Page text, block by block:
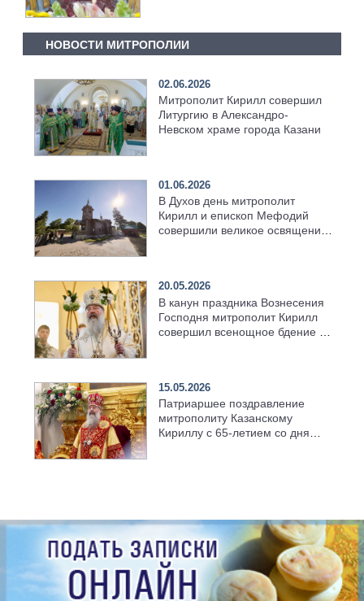
НОВОСТИ МИТРОПОЛИИ
02.06.2026
Митрополит Кирилл совершил
Литургию в Александро-
Невском храме города Казани
01.06.2026
В Духов день митрополит
Кирилл и епископ Мефодий
совершили великое освящение
20.05.2026
В канун праздника Вознесения
Господня митрополит Кирилл
совершил всенощное бдение в
15.05.2026
Патриаршее поздравление
митрополиту Казанскому
Кириллу с 65-летием со дня